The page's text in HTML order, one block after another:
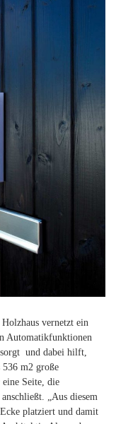
vernetzt ein
Automatikfunktionen
und dabei hilft,
m2 große
Seite, die
„Aus diesem
platziert und damit